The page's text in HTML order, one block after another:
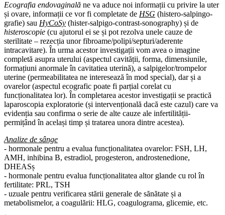
Ecografia endovaginală ne va aduce noi informații cu privire la uter
și ovare, informații ce vor fi completate de HSG (histero-salpingo-
grafie) sau HyCoSy (hister-salpigo-contrast-sonography) și de
histeroscopie (cu ajutorul ei se și pot rezolva unele cauze de
sterilitate – rezecția unor fibroame/polipi/septuri/aderente
intracavitare). În urma acestor investigații vom avea o imagine
completă asupra uterului (aspectul cavității, forma, dimensiunile,
formațiuni anormale în cavitatiea uterină), a salpigelor/trompelor
uterine (permeabilitatea ne interesează în mod special), dar și a
ovarelor (aspectul ecografic poate fi parțial corelat cu
funcționalitatea lor). În completarea acestor investigații se practică
laparoscopia exploratorie (și intervențională dacă este cazul) care va
evidenția sau confirma o serie de alte cauze ale infertilității-
permițând în același timp și tratarea unora dintre acestea).
Analize de sânge
- hormonale pentru a evalua funcționalitatea ovarelor: FSH, LH,
AMH, inhibina B, estradiol, progesteron, androstenedione,
DHEASș
- hormonale pentru evalua funcționalitatea altor glande cu rol în
fertilitate: PRL, TSH
- uzuale pentru verificarea stării generale de sănătate și a
metabolismelor, a coagulării: HLG, coagulograma, glicemie, etc.